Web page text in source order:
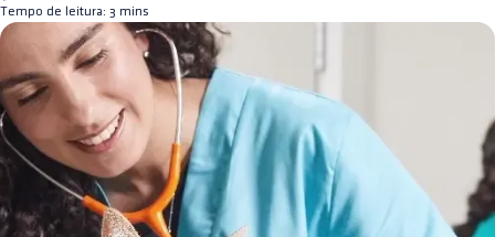
Tempo de leitura: 3 mins